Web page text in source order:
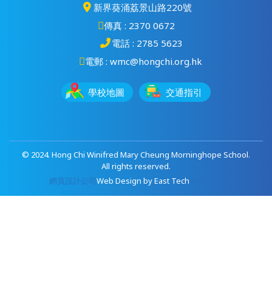
新界葵涌荔景山路220號
傳真 : 2370 0672
電話 : 2785 5623
電郵 : wmc@hongchi.org.hk
學校地圖 交通指引
© 2024. Hong Chi Winifred Mary Cheung Morninghope School.
All rights reserved.
網頁設計公司 Web Design byEast Tech